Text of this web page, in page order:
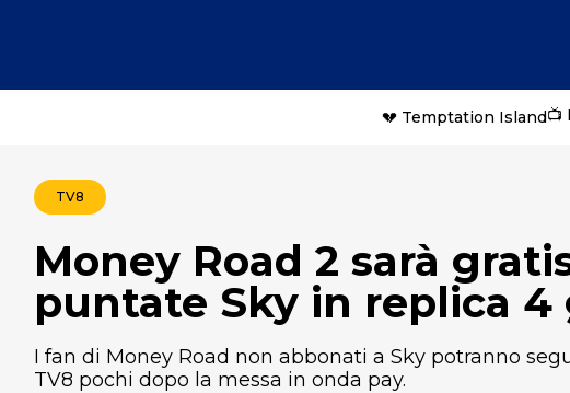
💔 Temptation Island📺
TV8
Money Road 2 sarà
puntate Sky in replica 4
I fan di Money Road non abbonati a Sky potranno
TV8 pochi dopo la messa in onda pay.